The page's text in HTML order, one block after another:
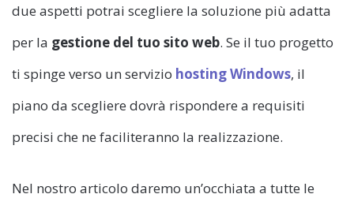
due aspetti potrai scegliere la soluzione più adatta
per la gestione del tuo sito web. Se il tuo progetto
ti spinge verso un servizio hosting Windows, il
piano da scegliere dovrà rispondere a requisiti
precisi che ne faciliteranno la realizzazione.
Nel nostro articolo daremo un’occhiata a tutte le